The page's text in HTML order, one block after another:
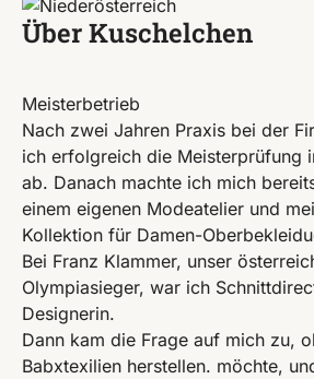
Über Kuschelchen
Meisterbetrieb
Nach zwei Jahren Praxis bei der
ich erfolgreich die Meisterprüfung
ab. Danach machte ich mich
einem eigenen Modeatelier und
Kollektion für Damen-
Bei Franz Klammer, unser
Olympiasieger, war ich
Designerin.
Dann kam die Frage auf mich zu,
Babxtexilien herstellen. möchte,